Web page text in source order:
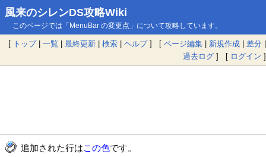
風来のシレンDS攻略Wiki
このページでは「MenuBar の変更点」について攻略しています。
[ トップ| 一覧 | 最終更新 | 検索 | ヘルプ] [ ページ編集 | 新規作成 | 差分 |
過去ログ ] [ ログイン ]
追加された行はこの色です。